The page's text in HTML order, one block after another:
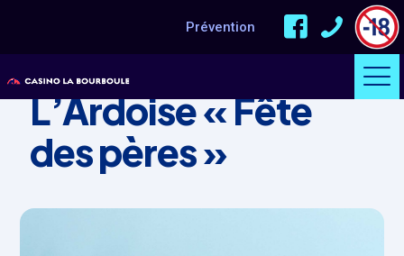
Prévention
L’Ardoise « Fête
des pères »